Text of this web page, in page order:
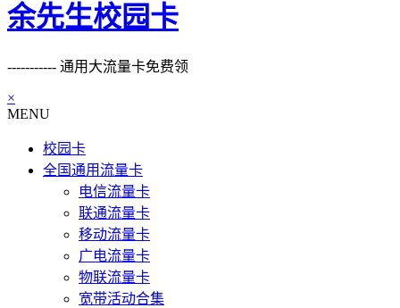
余先生校园卡
----------- 通用大流量卡免费领
×
MENU
校园卡
全国通用流量卡
电信流量卡
联通流量卡
移动流量卡
广电流量卡
物联流量卡
宽带活动合集